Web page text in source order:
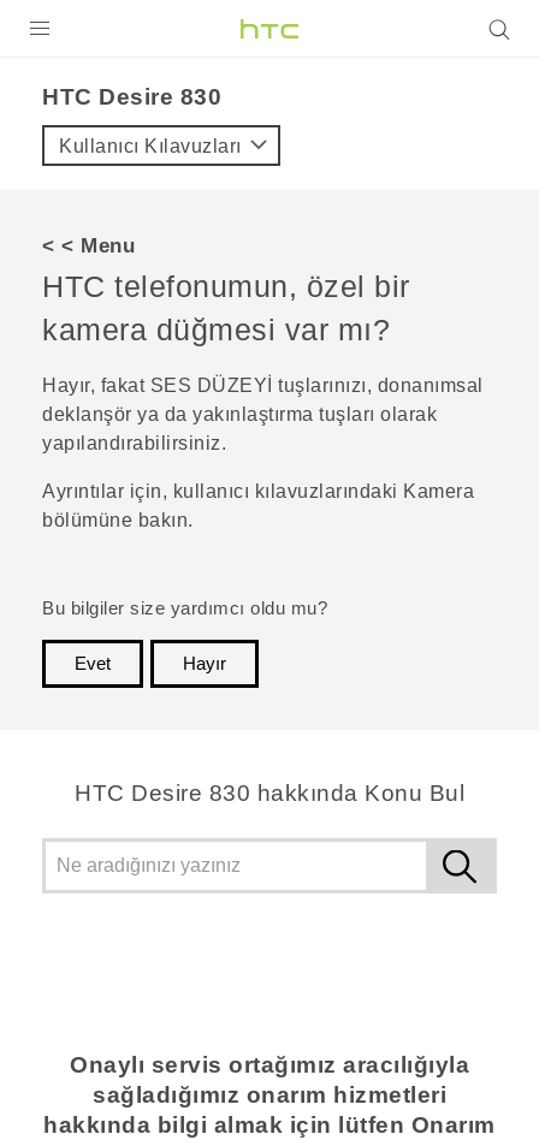
VIVE
VIVERSE
DESTEK
HTC Desire 830‎
Kullanıcı Kılavuzları
< < Menu
HTC telefonumun, özel bir
kamera düğmesi var mı?
Hayır, fakat SES DÜZEYİ tuşlarınızı, donanımsal
deklanşör ya da yakınlaştırma tuşları olarak
yapılandırabilirsiniz.
Ayrıntılar için, kullanıcı kılavuzlarındaki Kamera
bölümüne bakın.
Bu bilgiler size yardımcı oldu mu?
Evet
Hayır
HTC Desire 830 hakkında Konu Bul
Onaylı servis ortağımız aracılığıyla
sağladığımız onarım hizmetleri
hakkında bilgi almak için lütfen Onarım